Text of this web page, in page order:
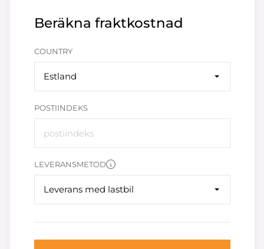
Beräkna fraktkostnad
COUNTRY
Estland
POSTIINDEKS
LEVERANSMETOD
Leverans med lastbil